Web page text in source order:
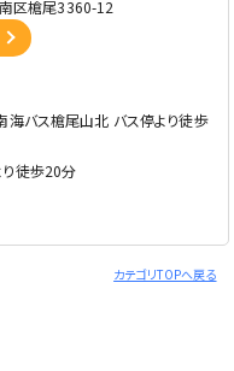
区槍尾3360-12
海バス槍尾山北 バス停より徒歩
り徒歩20分
カテゴリTOPへ戻る